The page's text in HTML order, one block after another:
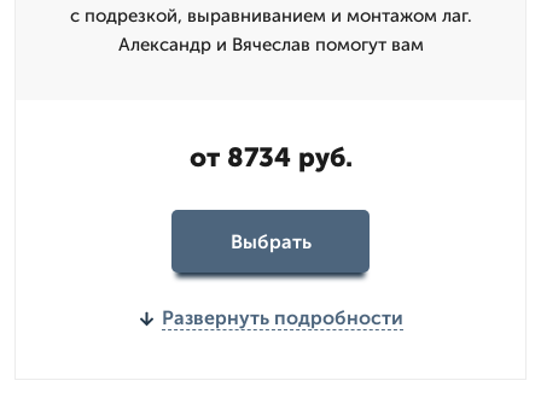
с подрезкой, выравниванием и монтажом лаг.
Александр и Вячеслав помогут вам
от 8734 руб.
Выбрать
Развернуть подробности